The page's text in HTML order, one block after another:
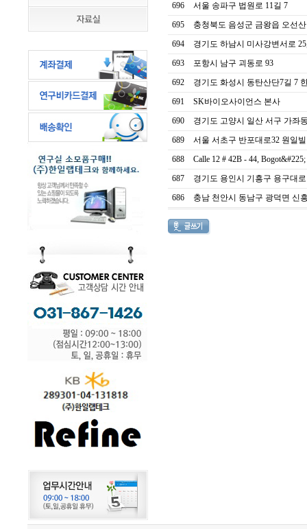
696
서울 송파구 법원로 11길 7
695
충청북도 음성군 금왕읍 오선
694
경기도 하남시 미사강변서로
693
포항시 남구 괴동로 93
692
경기도 화성시 동탄산단7길 7
691
SK바이오사이언스 본사
690
경기도 고양시 일산 서구 가좌
689
서울 서초구 반포대로32 원일
688
Calle 12 # 42B - 44,
687
경기도 용인시 기흥구 용구대로
686
충남 천안시 동남구 광덕면 신